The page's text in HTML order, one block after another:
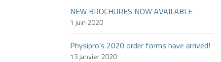
NEW BROCHURES NOW AVAILABLE
1 juin 2020
Physipro’s 2020 order forms have arrived!
13 janvier 2020